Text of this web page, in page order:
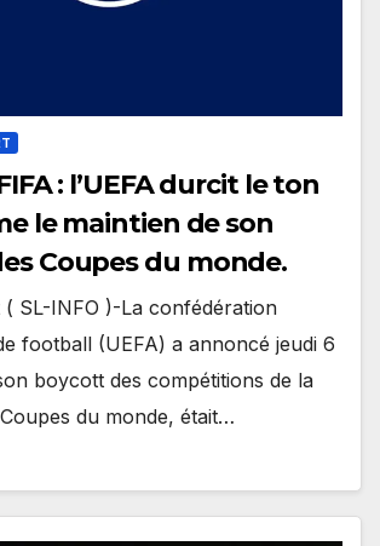
: l’UEFA durcit le ton
le maintien de son
Coupes du monde.
( SL-INFO )-La confédération
football (UEFA) a annoncé jeudi 6
boycott des compétitions de la
du monde, était…